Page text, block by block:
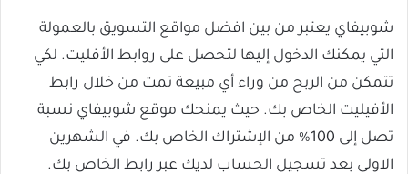
شوبيفاي يعتبر من بين افضل مواقع التسويق بالعمولة
التي يمكنك الدخول إليها لتحصل على روابط الأفليت. لكي
تتمكن من الربح من وراء أي مبيعة تمت من خلال رابط
الأفيليت الخاص بك. حيث يمنحك موقع شوبيفاي نسبة
تصل إلى 100% من الإشتراك الخاص بك. في الشهرين
الاولى بعد تسجيل الحساب لديك عبر رابط الخاص بك.